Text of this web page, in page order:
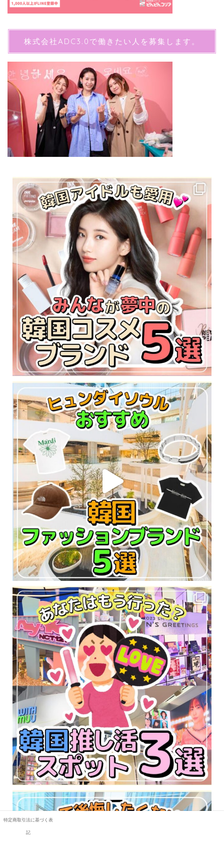
株式会社ADC3.0で働きたい人を募集します。
特定商取引法に基づく表
記